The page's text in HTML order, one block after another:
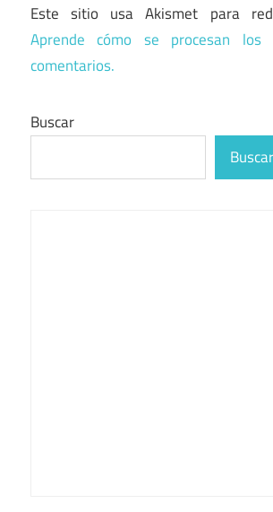
Este sitio usa Akismet para
Aprende cómo se procesan
comentarios.
Buscar
Buscar